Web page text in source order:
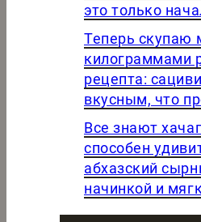
это только
Теперь скупаю
килограммами
рецепта:
вкусным, что
Все знают
способен
абхазский
начинкой и